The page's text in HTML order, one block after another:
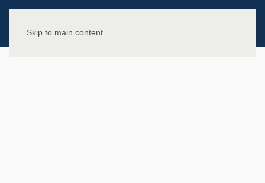
Skip to main content